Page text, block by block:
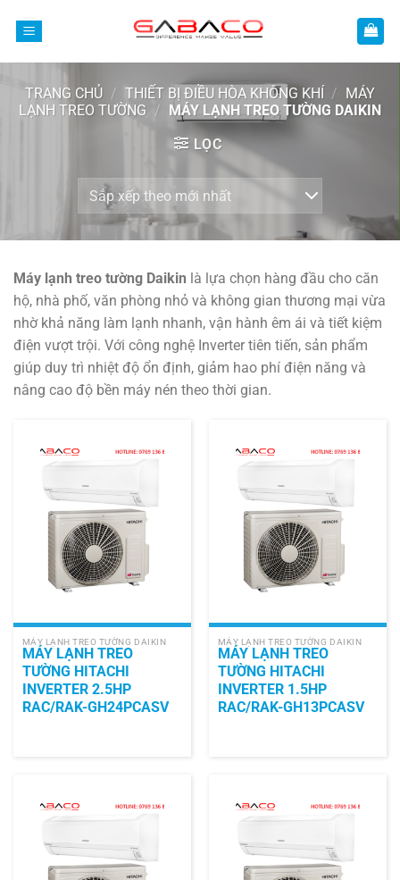
TRANG CHỦ / THIẾT BỊ ĐIỀU HÒA KHÔNG KHÍ / MÁY
LẠNH TREO TƯỜNG / MÁY LẠNH TREO TƯỜNG DAIKIN
LỌC
Máy lạnh treo tường Daikin là lựa chọn hàng đầu cho căn
hộ, nhà phố, văn phòng nhỏ và không gian thương mại vừa
nhờ khả năng làm lạnh nhanh, vận hành êm ái và tiết kiệm
điện vượt trội. Với công nghệ Inverter tiên tiến, sản phẩm
giúp duy trì nhiệt độ ổn định, giảm hao phí điện năng và
nâng cao độ bền máy nén theo thời gian.
MÁY LẠNH TREO TƯỜNG DAIKIN
MÁY LẠNH TREO
TƯỜNG HITACHI
INVERTER 2.5HP
RAC/RAK-GH24PCASV
MÁY LẠNH TREO TƯỜNG DAIKIN
MÁY LẠNH TREO
TƯỜNG HITACHI
INVERTER 1.5HP
RAC/RAK-GH13PCASV